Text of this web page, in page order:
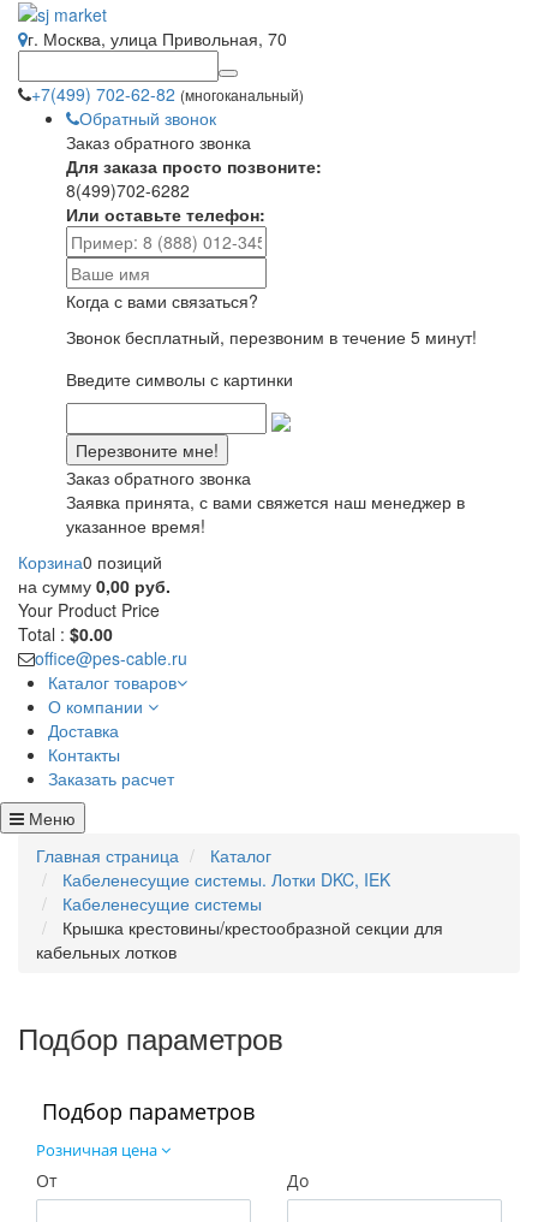
г. Москва, улица Привольная, 70
+7(499) 702-62-82 (многоканальный)
Обратный звонок
Заказ обратного звонка
Для заказа просто позвоните:
8(499)702-6282
Или оставьте телефон:
Когда с вами связаться?
Звонок бесплатный, перезвоним в течение 5 минут!
Введите символы с картинки
Заказ обратного звонка
Заявка принята, с вами свяжется наш менеджер в
указанное время!
Корзина0 позиций
на сумму 0,00 руб.
Your Product Price
Total : $0.00
office@pes-cable.ru
Каталог товаров
О компании
Доставка
Контакты
Заказать расчет
Меню
Главная страница
Каталог
Кабеленесущие системы. Лотки DKC, IEK
Кабеленесущие системы
Крышка крестовины/крестообразной секции для
кабельных лотков
Подбор параметров
Подбор параметров
Розничная цена
От До